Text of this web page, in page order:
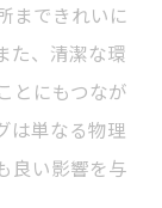
まできれいに
た、清潔な環
とにもつなが
は単なる物理
良い影響を与